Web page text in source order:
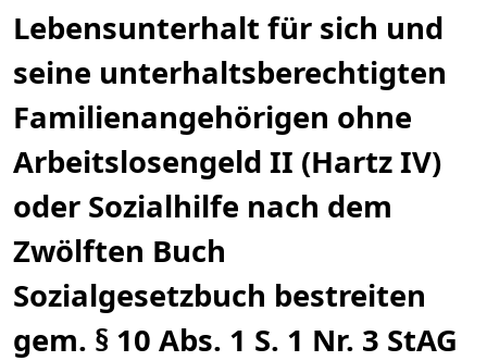
Lebensunterhalt für sich und
seine unterhaltsberechtigten
Familienangehörigen ohne
Arbeitslosengeld II (Hartz IV)
oder Sozialhilfe nach dem
Zwölften Buch
Sozialgesetzbuch bestreiten
gem. § 10 Abs. 1 S. 1 Nr. 3 StAG